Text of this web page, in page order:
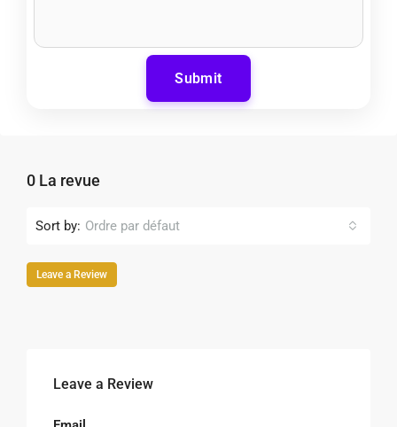
Submit
0 La revue
Sort by: Ordre par défaut
Leave a Review
Leave a Review